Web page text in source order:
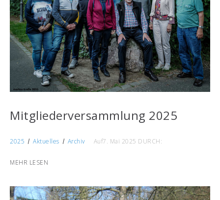
Mitgliederversammlung 2025
2025 Aktuelles Archiv Auf7. Mai 2025 DURCH:
MEHR LESEN